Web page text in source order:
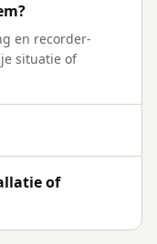
en recorder-
situatie of
of